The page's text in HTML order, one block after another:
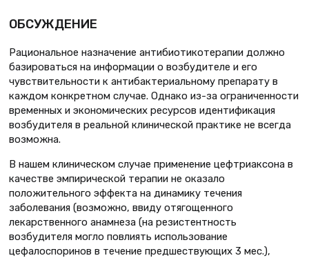
ОБСУЖДЕНИЕ
Рациональное назначение антибиотикотерапии должно
базироваться на информации о возбудителе и его
чувствительности к антибактериальному препарату в
каждом конкретном случае. Однако из-за ограниченности
временных и экономических ресурсов идентификация
возбудителя в реальной клинической практике не всегда
возможна.
В нашем клиническом случае применение цефтриаксона в
качестве эмпирической терапии не оказало
положительного эффекта на динамику течения
заболевания (возможно, ввиду отягощенного
лекарственного анамнеза (на резистентность
возбудителя могло повлиять использование
цефалоспоринов в течение предшествующих 3 мес.),